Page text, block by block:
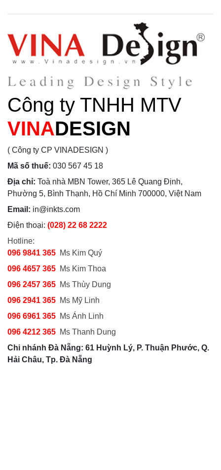
Công ty TNHH MTV
VINADESIGN
( Công ty CP VINADESIGN )
Mã số thuế: 030 567 45 18
Địa chỉ: Toà nhà MBN Tower, 365 Lê Quang Định,
Phường 5, Bình Thạnh, Hồ Chí Minh 700000, Việt Nam
Email: in@inkts.com
Điện thoại: (028) 22 68 2222
Hotline:
096 9841 365 Ms Kim Quý
096 4657 365 Ms Kim Thoa
096 2457 365 Ms Thùy Dung
096 2941 365 Ms Mỹ Linh
096 6961 365 Ms Ánh Linh
096 4212 365 Ms Thanh Dung
Chi nhánh Đà Nẵng: 61 Huỳnh Lý, P. Thuận Phước, Q.
Hải Châu, Tp. Đà Nẵng